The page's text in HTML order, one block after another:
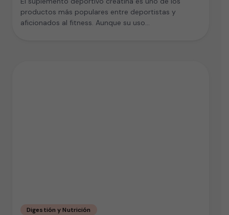
productos más populares entre deportistas y
aficionados al fitness. Aunque su uso…
Digestión y Nutrición